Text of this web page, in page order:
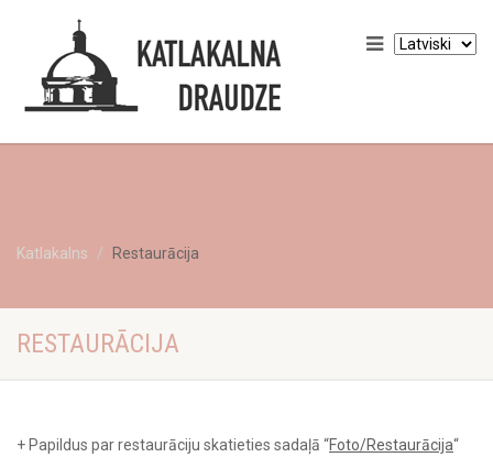
Katlakalns Restaurācija
RESTAURĀCIJA
+ Papildus par restaurāciju skatieties sadaļā “Foto/Restaurācija“